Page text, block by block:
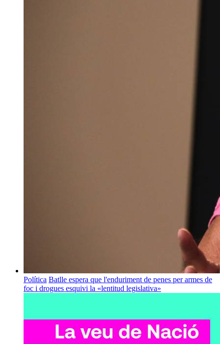
Política Batlle espera que l'enduriment de penes per armes de
foc i drogues esquivi la «lentitud legislativa»